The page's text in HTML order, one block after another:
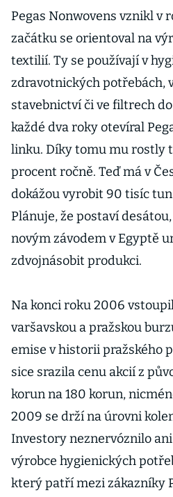
Pegas Nonwovens vznikl v
začátku se orientoval na
textilií. Ty se používají v
zdravotnických potřebách,
stavebnictví či ve filtrech
každé dva roky otevíral
linku. Díky tomu mu rostly
procent ročně. Teď má v
dokážou vyrobit 90 tisíc
Plánuje, že postaví
novým závodem v Egyptě
zdvojnásobit produkci.
Na konci roku 2006
varšavskou a pražskou
emise v historii pražského
sice srazila cenu akcií z
korun na 180 korun,
2009 se drží na úrovni
Investory neznervóznilo
výrobce hygienických
který patří mezi zákazníky